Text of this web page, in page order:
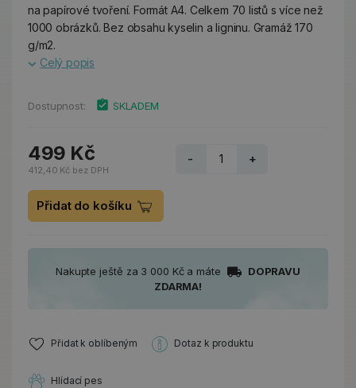
na papírové tvoření. Formát A4. Celkem 70 listů s více než
1000 obrázků. Bez obsahu kyselin a ligninu. Gramáž 170
g/m2.
Celý popis
Dostupnost: SKLADEM
499 Kč
412,40 Kč bez DPH
- +
Přidat do košíku
Nakupte ještě za 3 000 Kč a máte
DOPRAVU
ZDARMA!
Přidat k oblíbeným Dotaz k produktu
Hlídací pes